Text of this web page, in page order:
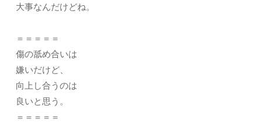
大事なんだけどね。
＝＝＝＝＝
傷の舐め合いは
嫌いだけど、
向上し合うのは
良いと思う。
＝＝＝＝＝